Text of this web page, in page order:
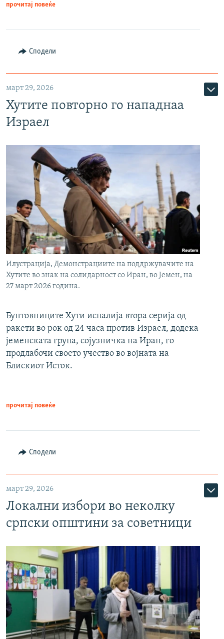
прочитај повеќе
Сподели
март 29, 2026
Хутите повторно го нападнаа
Израел
Илустрација, Демонстрациите на поддржувачите на
Хутите во знак на солидарност со Иран, во Јемен, на
27 март 2026 година.
Бунтовниците Хути испалија втора серија од
ракети во рок од 24 часа против Израел, додека
јеменската група, сојузничка на Иран, го
продлабочи своето учество во војната на
Блискиот Исток.
прочитај повеќе
Сподели
март 29, 2026
Локални избори во неколку
српски општини за советници